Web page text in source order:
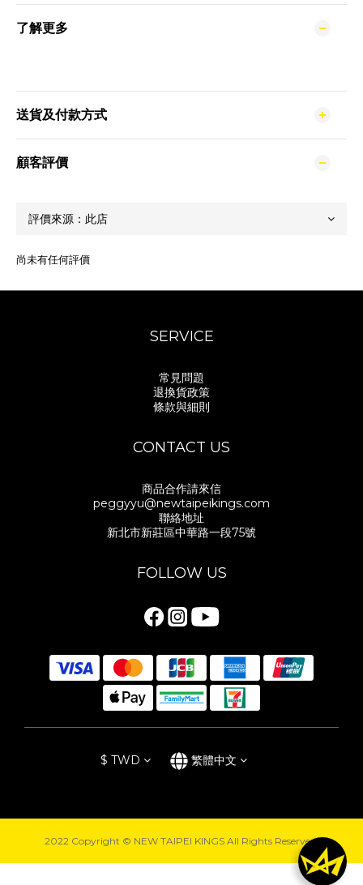
了解更多
送貨及付款方式
顧客評價
尚未有任何評價
SERVICE
常見問題
退換貨政策
條款與細則
CONTACT US
商品合作請來信
peggyyu@newtaipeikings.com
聯絡地址
新北市新莊區中華路一段75號
FOLLOW US
$ TWD 繁體中文
2022 Copyright © NEW TAIPEI KINGS All Rights Reserved.